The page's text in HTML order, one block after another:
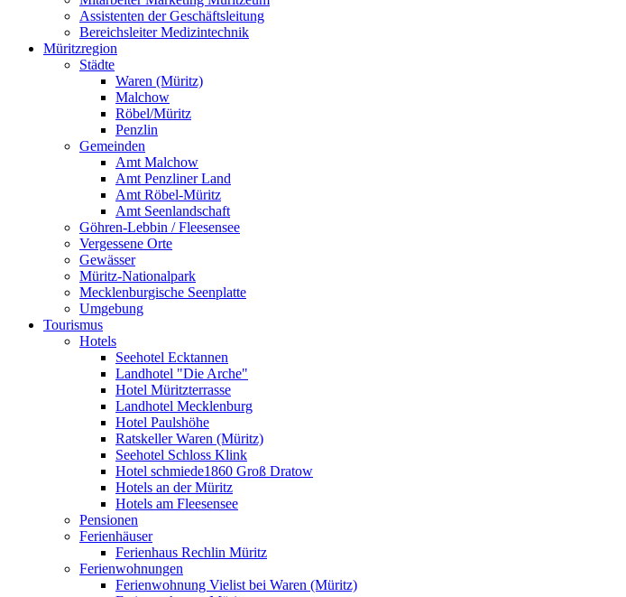
Assistenten der Geschäftsleitung
Bereichsleiter Medizintechnik
Müritzregion
Städte
Waren (Müritz)
Malchow
Röbel/Müritz
Penzlin
Gemeinden
Amt Malchow
Amt Penzliner Land
Amt Röbel-Müritz
Amt Seenlandschaft
Göhren-Lebbin / Fleesensee
Vergessene Orte
Gewässer
Müritz-Nationalpark
Mecklenburgische Seenplatte
Umgebung
Tourismus
Hotels
Seehotel Ecktannen
Landhotel "Die Arche"
Hotel Müritzterrasse
Landhotel Mecklenburg
Hotel Paulshöhe
Ratskeller Waren (Müritz)
Seehotel Schloss Klink
Hotel schmiede1860 Groß Dratow
Hotels an der Müritz
Hotels am Fleesensee
Pensionen
Ferienhäuser
Ferienhaus Rechlin Müritz
Ferienwohnungen
Ferienwohnung Vielist bei Waren (Müritz)